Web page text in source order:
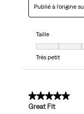
Publié à l'origine
Taille
Taille, 4 sur 7, où
Très petit
5 sur 5 étoiles.
Great Fit